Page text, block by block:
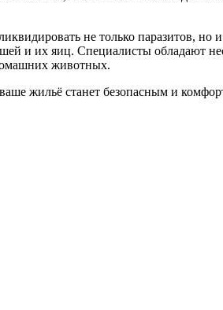
не только паразитов, но
и их яиц. Специалисты обладают
животных.
жильё станет безопасным и